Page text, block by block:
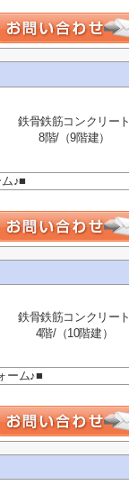
鉄骨鉄筋コンクリート
8階/（9階建）
♪■
鉄骨鉄筋コンクリート
4階/（10階建）
ーム♪■